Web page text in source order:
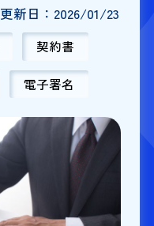
更新日： 2026/01/23
契約書
電子署名